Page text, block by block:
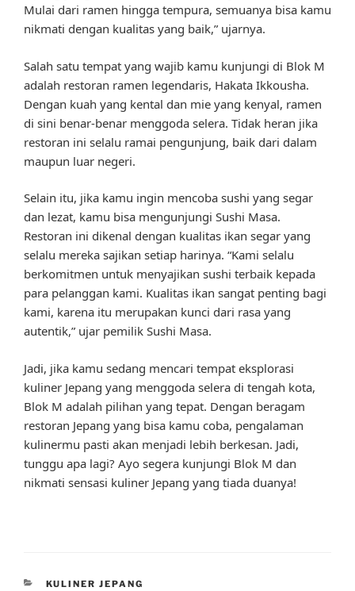
Mulai dari ramen hingga tempura, semuanya bisa kamu
nikmati dengan kualitas yang baik,” ujarnya.
Salah satu tempat yang wajib kamu kunjungi di Blok M
adalah restoran ramen legendaris, Hakata Ikkousha.
Dengan kuah yang kental dan mie yang kenyal, ramen
di sini benar-benar menggoda selera. Tidak heran jika
restoran ini selalu ramai pengunjung, baik dari dalam
maupun luar negeri.
Selain itu, jika kamu ingin mencoba sushi yang segar
dan lezat, kamu bisa mengunjungi Sushi Masa.
Restoran ini dikenal dengan kualitas ikan segar yang
selalu mereka sajikan setiap harinya. “Kami selalu
berkomitmen untuk menyajikan sushi terbaik kepada
para pelanggan kami. Kualitas ikan sangat penting bagi
kami, karena itu merupakan kunci dari rasa yang
autentik,” ujar pemilik Sushi Masa.
Jadi, jika kamu sedang mencari tempat eksplorasi
kuliner Jepang yang menggoda selera di tengah kota,
Blok M adalah pilihan yang tepat. Dengan beragam
restoran Jepang yang bisa kamu coba, pengalaman
kulinermu pasti akan menjadi lebih berkesan. Jadi,
tunggu apa lagi? Ayo segera kunjungi Blok M dan
nikmati sensasi kuliner Jepang yang tiada duanya!
CATEGORIES
KULINER JEPANG